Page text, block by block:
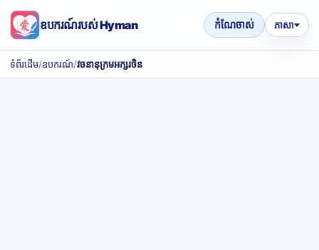
ឧបករណ៍របស់ Hyman កំណែចាស់ ភាសា
ទំព័រដើម/ឧបករណ៍/វចនានុក្រមអក្សរចិន